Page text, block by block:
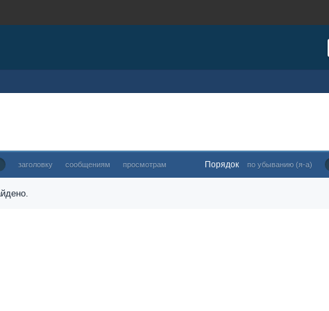
заголовку сообщениям просмотрам Порядок по убыванию (я-а)